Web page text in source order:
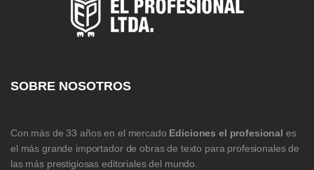
SOBRE NOSOTROS
Con más de 33 años en el mercado Ediciones el profesional es
el más grande importador de obras de texto para profesionales de
las más prestigiosas editoriales del mundo.